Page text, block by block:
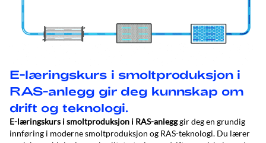
E-læringskurs i smoltproduksjon i
RAS-anlegg gir deg kunnskap om
drift og teknologi.
E-læringskurs i smoltproduksjon i RAS-anlegggir deg en grundig
innføring i moderne smoltproduksjon og RAS-teknologi. Du lærer